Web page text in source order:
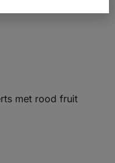
met rood fruit